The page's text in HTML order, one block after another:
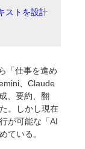
ストを設計
「仕事を進め
、Claude
、要約、翻
。しかし現在
が可能な「AI
ている。